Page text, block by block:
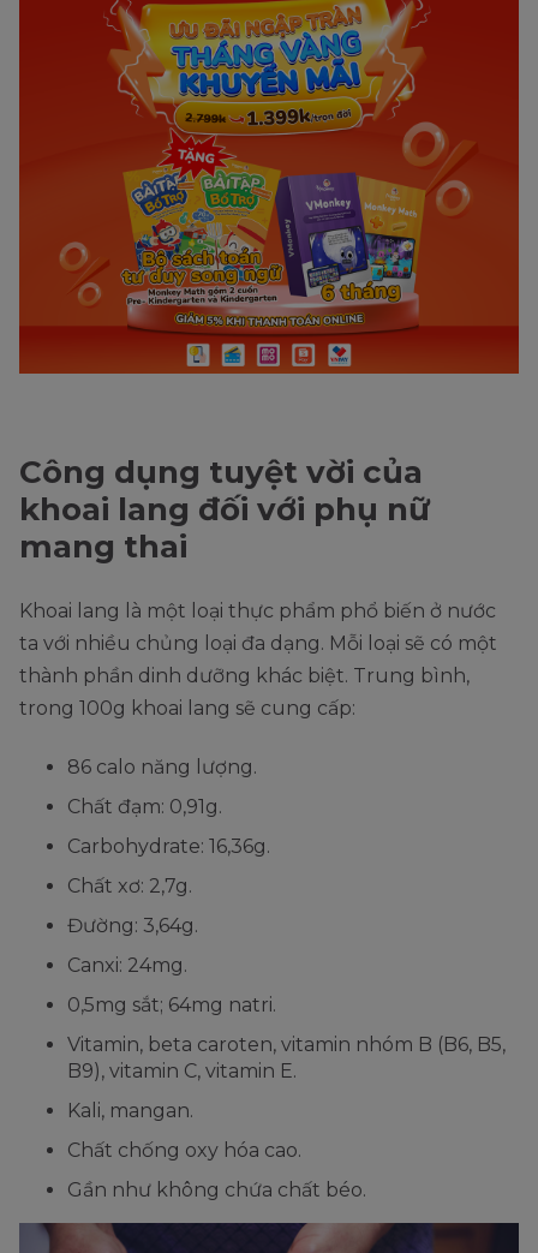
Công dụng tuyệt vời của
khoai lang đối với phụ nữ
mang thai
Khoai lang là một loại thực phẩm phổ biến ở nước
ta với nhiều chủng loại đa dạng. Mỗi loại sẽ có một
thành phần dinh dưỡng khác biệt. Trung bình,
trong 100g khoai lang sẽ cung cấp:
86 calo năng lượng.
Chất đạm: 0,91g.
Carbohydrate: 16,36g.
Chất xơ: 2,7g.
Đường: 3,64g.
Canxi: 24mg.
0,5mg sắt; 64mg natri.
Vitamin, beta caroten, vitamin nhóm B (B6, B5,
B9), vitamin C, vitamin E.
Kali, mangan.
Chất chống oxy hóa cao.
Gần như không chứa chất béo.